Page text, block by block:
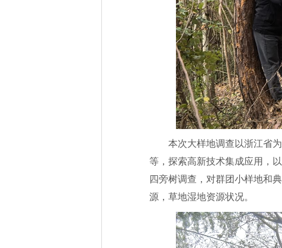
本次大样地调查以浙江省
等，探索高新技术集成应用，
四旁树调查，对群团小样地和
源，草地湿地资源状况。